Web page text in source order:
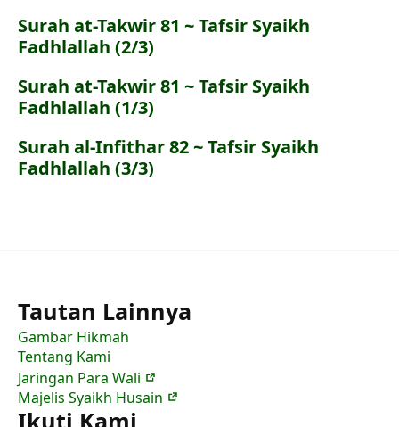
Surah at-Takwir 81 ~ Tafsir Syaikh
Fadhlallah (2/3)
Surah at-Takwir 81 ~ Tafsir Syaikh
Fadhlallah (1/3)
Surah al-Infithar 82 ~ Tafsir Syaikh
Fadhlallah (3/3)
Tautan Lainnya
Gambar Hikmah
Tentang Kami
Jaringan Para Wali
Majelis Syaikh Husain
Ikuti Kami